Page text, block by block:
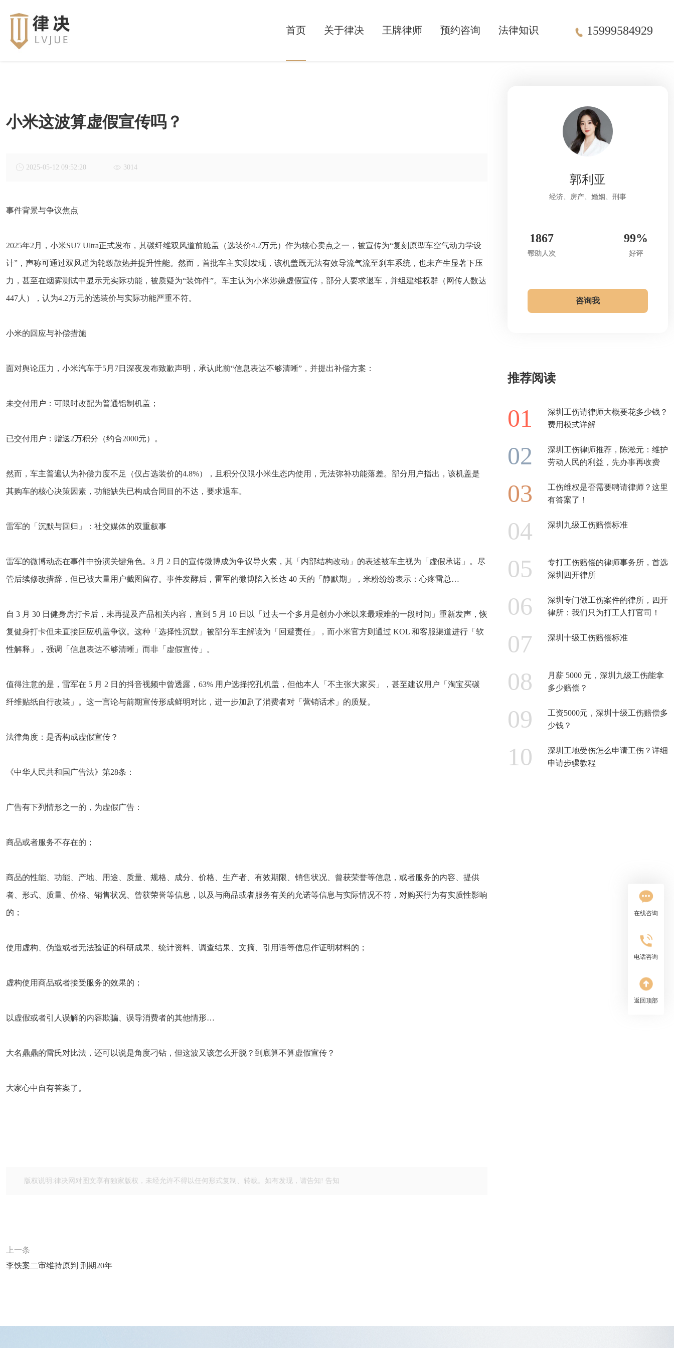
首页 关于律决 王牌律师 预约咨询 法律知识 15999584929
小米这波算虚假宣传吗？
2025-05-12 09:52:20 3014
事件背景与争议焦点
2025年2月，小米SU7 Ultra正式发布，其碳纤维双风道前舱盖（选装价4.2万元）作为核心卖点之一，被宣传为“复刻原型车空气动力学设
计”，声称可通过双风道为轮毂散热并提升性能。然而，首批车主实测发现，该机盖既无法有效导流气流至刹车系统，也未产生显著下压
力，甚至在烟雾测试中显示无实际功能，被质疑为“装饰件”。车主认为小米涉嫌虚假宣传，部分人要求退车，并组建维权群（网传人数达
447人），认为4.2万元的选装价与实际功能严重不符。
小米的回应与补偿措施
面对舆论压力，小米汽车于5月7日深夜发布致歉声明，承认此前“信息表达不够清晰”，并提出补偿方案：
未交付用户：可限时改配为普通铝制机盖；
已交付用户：赠送2万积分（约合2000元）。
然而，车主普遍认为补偿力度不足（仅占选装价的4.8%），且积分仅限小米生态内使用，无法弥补功能落差。部分用户指出，该机盖是
其购车的核心决策因素，功能缺失已构成合同目的不达，要求退车。
雷军的「沉默与回归」：社交媒体的双重叙事
雷军的微博动态在事件中扮演关键角色。3 月 2 日的宣传微博成为争议导火索，其「内部结构改动」的表述被车主视为「虚假承诺」。尽
管后续修改措辞，但已被大量用户截图留存。事件发酵后，雷军的微博陷入长达 40 天的「静默期」，米粉纷纷表示：心疼雷总…
自 3 月 30 日健身房打卡后，未再提及产品相关内容，直到 5 月 10 日以「过去一个多月是创办小米以来最艰难的一段时间」重新发声，恢
复健身打卡但未直接回应机盖争议。这种「选择性沉默」被部分车主解读为「回避责任」，而小米官方则通过 KOL 和客服渠道进行「软
性解释」，强调「信息表达不够清晰」而非「虚假宣传」。
值得注意的是，雷军在 5 月 2 日的抖音视频中曾透露，63% 用户选择挖孔机盖，但他本人「不主张大家买」，甚至建议用户「淘宝买碳
纤维贴纸自行改装」。这一言论与前期宣传形成鲜明对比，进一步加剧了消费者对「营销话术」的质疑。
法律角度：是否构成虚假宣传？
《中华人民共和国广告法》第28条：
广告有下列情形之一的，为虚假广告：
商品或者服务不存在的；
商品的性能、功能、产地、用途、质量、规格、成分、价格、生产者、有效期限、销售状况、曾获荣誉等信息，或者服务的内容、提供
者、形式、质量、价格、销售状况、曾获荣誉等信息，以及与商品或者服务有关的允诺等信息与实际情况不符，对购买行为有实质性影响
的；
使用虚构、伪造或者无法验证的科研成果、统计资料、调查结果、文摘、引用语等信息作证明材料的；
虚构使用商品或者接受服务的效果的；
以虚假或者引人误解的内容欺骗、误导消费者的其他情形…
大名鼎鼎的雷氏对比法，还可以说是角度刁钻，但这波又该怎么开脱？到底算不算虚假宣传？
大家心中自有答案了。
版权说明:律决网对图文享有独家版权，未经允许不得以任何形式复制、转载。如有发现，请告知! 告知
上一条
李铁案二审维持原判 刑期20年
郭利亚
经济、房产、婚姻、刑事
1867
帮助人次
99%
好评
咨询我
推荐阅读
深圳工伤请律师大概要花多少钱？
费用模式详解
深圳工伤律师推荐，陈淞元：维护
劳动人民的利益，先办事再收费
工伤维权是否需要聘请律师？这里
有答案了！
深圳九级工伤赔偿标准
专打工伤赔偿的律师事务所，首选
深圳四开律所
深圳专门做工伤案件的律所，四开
律所：我们只为打工人打官司！
深圳十级工伤赔偿标准
月薪 5000 元，深圳九级工伤能拿
多少赔偿？
工资5000元，深圳十级工伤赔偿多
少钱？
深圳工地受伤怎么申请工伤？详细
申请步骤教程
在线咨询
电话咨询
返回顶部